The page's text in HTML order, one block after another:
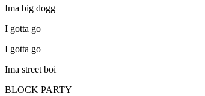
Ima big dogg
I gotta go
I gotta go
Ima street boi
BLOCK PARTY